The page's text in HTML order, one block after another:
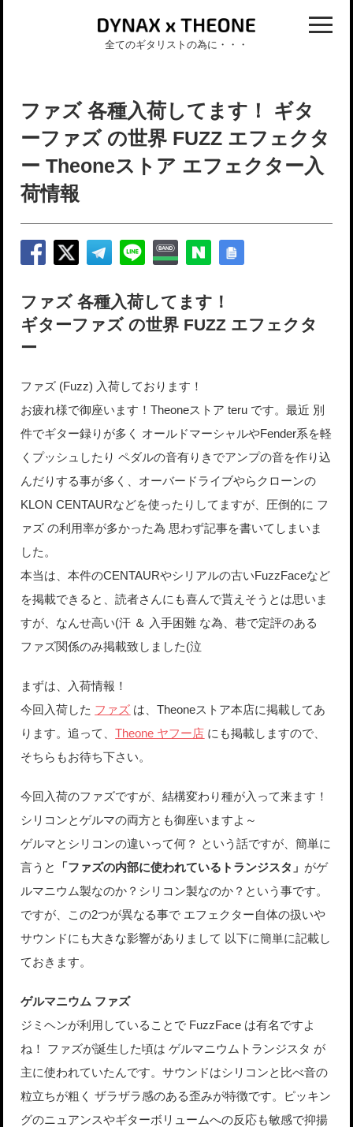
全てのギタリストの為に・・・
ファズ 各種入荷してます！ ギタ
ーファズ の世界 FUZZ エフェクタ
ー Theoneストア エフェクター入
荷情報
ファズ 各種入荷してます！
ギターファズ の世界 FUZZ エフェクタ
ー
ファズ (Fuzz) 入荷しております！
お疲れ様で御座います！Theoneストア teru です。最近 別
件でギター録りが多く オールドマーシャルやFender系を軽
くプッシュしたり ペダルの音有りきでアンプの音を作り込
んだりする事が多く、オーバードライブやらクローンの
KLON CENTAURなどを使ったりしてますが、圧倒的に フ
ァズ の利用率が多かった為 思わず記事を書いてしまいま
した。
本当は、本件のCENTAURやシリアルの古いFuzzFaceなど
を掲載できると、読者さんにも喜んで貰えそうとは思いま
すが、なんせ高い(汗 ＆ 入手困難 な為、巷で定評のある
ファズ関係のみ掲載致しました(泣
まずは、入荷情報！
今回入荷した ファズ は、Theoneストア本店に掲載してあ
ります。追って、Theone ヤフー店 にも掲載しますので、
そちらもお待ち下さい。
今回入荷のファズですが、結構変わり種が入って来ます！
シリコンとゲルマの両方とも御座いますよ～
ゲルマとシリコンの違いって何？ という話ですが、簡単に
言うと
「ファズの内部に使われているトランジスタ」 がゲ
ルマニウム製なのか？シリコン製なのか？という事です。
ですが、この2つが異なる事で エフェクター自体の扱いや
サウンドにも大きな影響がありまして 以下に簡単に記載し
ておきます。
ゲルマニウム ファズ
ジミヘンが利用していることで FuzzFace は有名ですよ
ね！ ファズが誕生した頃は ゲルマニウムトランジスタ が
主に使われていたんです。サウンドはシリコンと比べ音の
粒立ちが粗く ザラザラ感のある歪みが特徴です。ピッキン
グのニュアンスやギターボリュームへの反応も敏感で抑揚